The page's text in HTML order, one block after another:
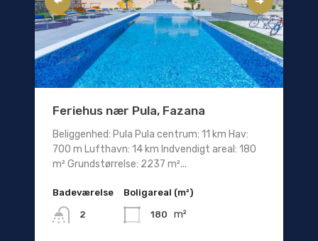
Feriehus nær Pula, Fazana
Beliggenhed: Pula Pula centrum: 11 km Hav:
700 m Lufthavn: 14 km Indvendigt areal: 180
m² Grundstørrelse: 2237 m²...
Badeværelse
2
Boligareal (m²)
180 m²